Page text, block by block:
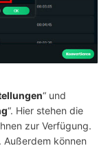
“ und
“. Hier stehen die
zur Verfügung.
Außerdem können